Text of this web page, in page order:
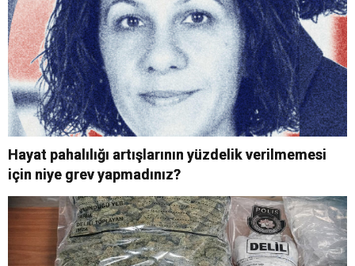
Hayat pahalılığı artışlarının yüzdelik verilmemesi
için niye grev yapmadınız?